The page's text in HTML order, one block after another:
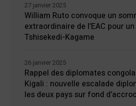
William Ruto convoque un
extraordinaire de l’EAC pour
Tshisekedi-Kagame
27 janvier 2025
Rappel des diplomates
Kigali : nouvelle escalade
les deux pays sur fond
26 janvier 2025